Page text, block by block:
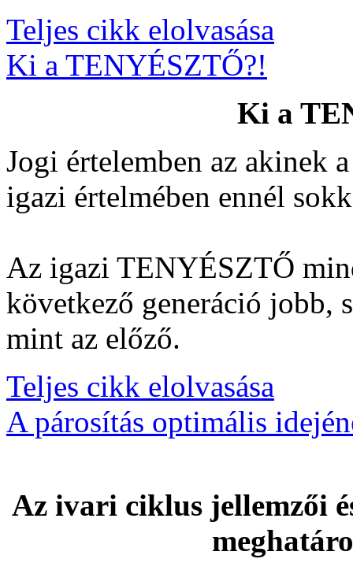
Teljes cikk elolvasása
Ki a TENYÉSZTŐ?!
Ki a
Jogi értelemben az akinek
igazi értelmében ennél
Az igazi TENYÉSZTŐ
következő generáció jobb,
mint az előző.
Teljes cikk elolvasása
A párosítás optimális
Az ivari ciklus jellemzői